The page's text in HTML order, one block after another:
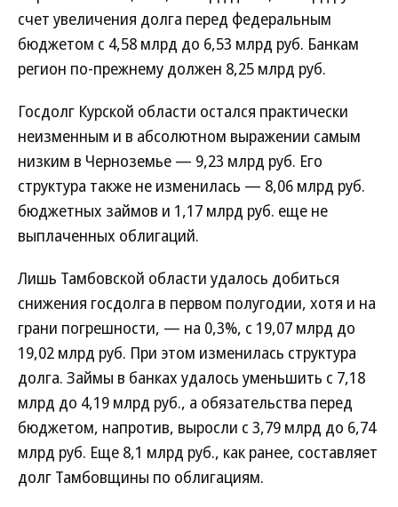
счет увеличения долга перед федеральным
бюджетом с 4,58 млрд до 6,53 млрд руб. Банкам
регион по-прежнему должен 8,25 млрд руб.
Госдолг Курской области остался практически
неизменным и в абсолютном выражении самым
низким в Черноземье — 9,23 млрд руб. Его
структура также не изменилась — 8,06 млрд руб.
бюджетных займов и 1,17 млрд руб. еще не
выплаченных облигаций.
Лишь Тамбовской области удалось добиться
снижения госдолга в первом полугодии, хотя и на
грани погрешности, — на 0,3%, с 19,07 млрд до
19,02 млрд руб. При этом изменилась структура
долга. Займы в банках удалось уменьшить с 7,18
млрд до 4,19 млрд руб., а обязательства перед
бюджетом, напротив, выросли с 3,79 млрд до 6,74
млрд руб. Еще 8,1 млрд руб., как ранее, составляет
долг Тамбовщины по облигациям.